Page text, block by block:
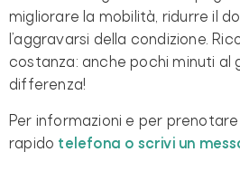
migliorare la mobilità, ridurre il
l’aggravarsi della condizione.
costanza: anche pochi minuti al
differenza!
Per informazioni e per
rapido telefona o scrivi un